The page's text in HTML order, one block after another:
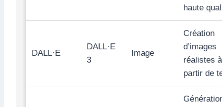
haute
DALL·E
DALL·E
3
Image
Création
d’images
réalistes à
partir de